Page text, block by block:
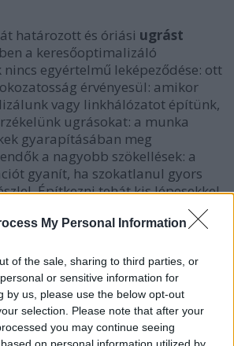
My Personal Information
of the sale, sharing to third parties, or
or sensitive information for
by us, please use the below opt-out
selection. Please note that after your
you may continue seeing
határozott és óriási ugrást
a keresőoptimalizáló
egyértelmű leképeződése: ott
érvényesül: amikor
vagy linkhálózatot építünk,
ugrásokat: a munka
gyarapításában meg
a nagyobb szökellések: a
gyanít, ha szokatlanul gyors
Építkezni tehát kis lépesekkel
linképítő SEO-szakember , aki
melyik művelete az,
a munkában is. Ám ez nem a
hanem a befektetett munka és az
vagyis abban érzékelhető,